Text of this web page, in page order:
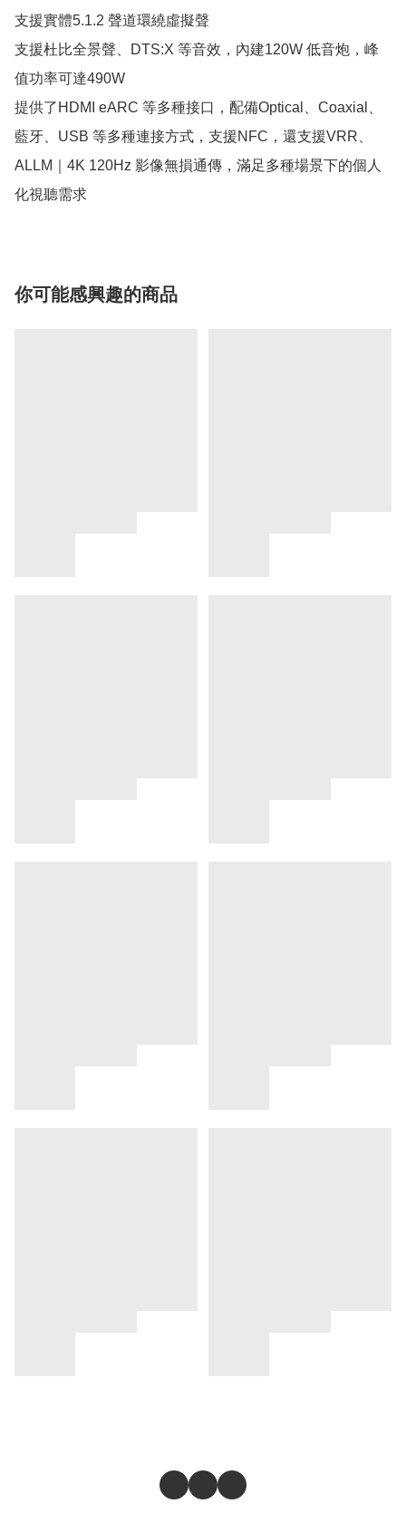
支援實體5.1.2 聲道環繞虛擬聲
支援杜比全景聲、DTS:X 等音效，內建120W 低音炮，峰
值功率可達490W
提供了HDMI eARC 等多種接口，配備Optical、Coaxial、
藍牙、USB 等多種連接方式，支援NFC，還支援VRR、
ALLM｜4K 120Hz 影像無損通傳，滿足多種場景下的個人
你可能感興趣的商品